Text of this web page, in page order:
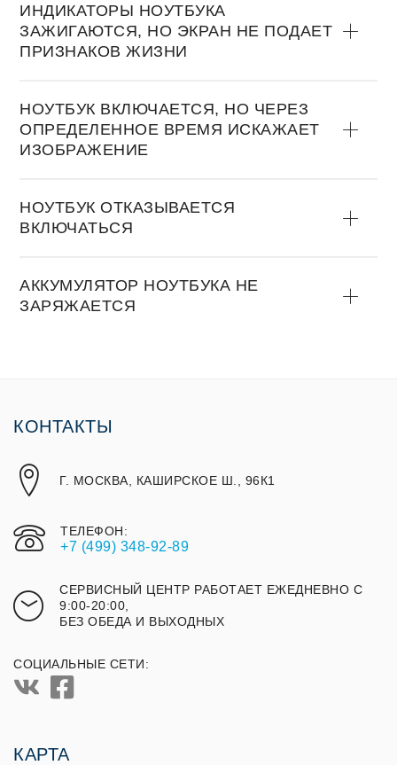
ИНДИКАТОРЫ НОУТБУКА
ЗАЖИГАЮТСЯ, НО ЭКРАН НЕ ПОДАЕТ
ПРИЗНАКОВ ЖИЗНИ
НОУТБУК ВКЛЮЧАЕТСЯ, НО ЧЕРЕЗ
ОПРЕДЕЛЕННОЕ ВРЕМЯ ИСКАЖАЕТ
ИЗОБРАЖЕНИЕ
НОУТБУК ОТКАЗЫВАЕТСЯ
ВКЛЮЧАТЬСЯ
АККУМУЛЯТОР НОУТБУКА НЕ
ЗАРЯЖАЕТСЯ
КОНТАКТЫ
Г. МОСКВА, КАШИРСКОЕ Ш., 96К1
ТЕЛЕФОН:
+7 (499) 348-92-89
СЕРВИСНЫЙ ЦЕНТР РАБОТАЕТ ЕЖЕДНЕВНО С
9:00-20:00,
БЕЗ ОБЕДА И ВЫХОДНЫХ
СОЦИАЛЬНЫЕ СЕТИ:
КАРТА